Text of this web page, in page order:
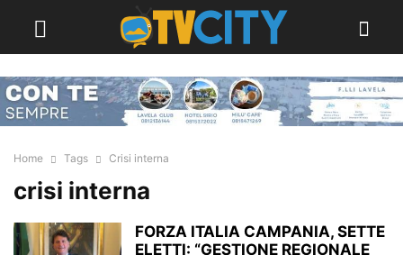
Home Tags Crisi interna
crisi interna
FORZA ITALIA CAMPANIA, SETTE
ELETTI: “GESTIONE REGIONALE